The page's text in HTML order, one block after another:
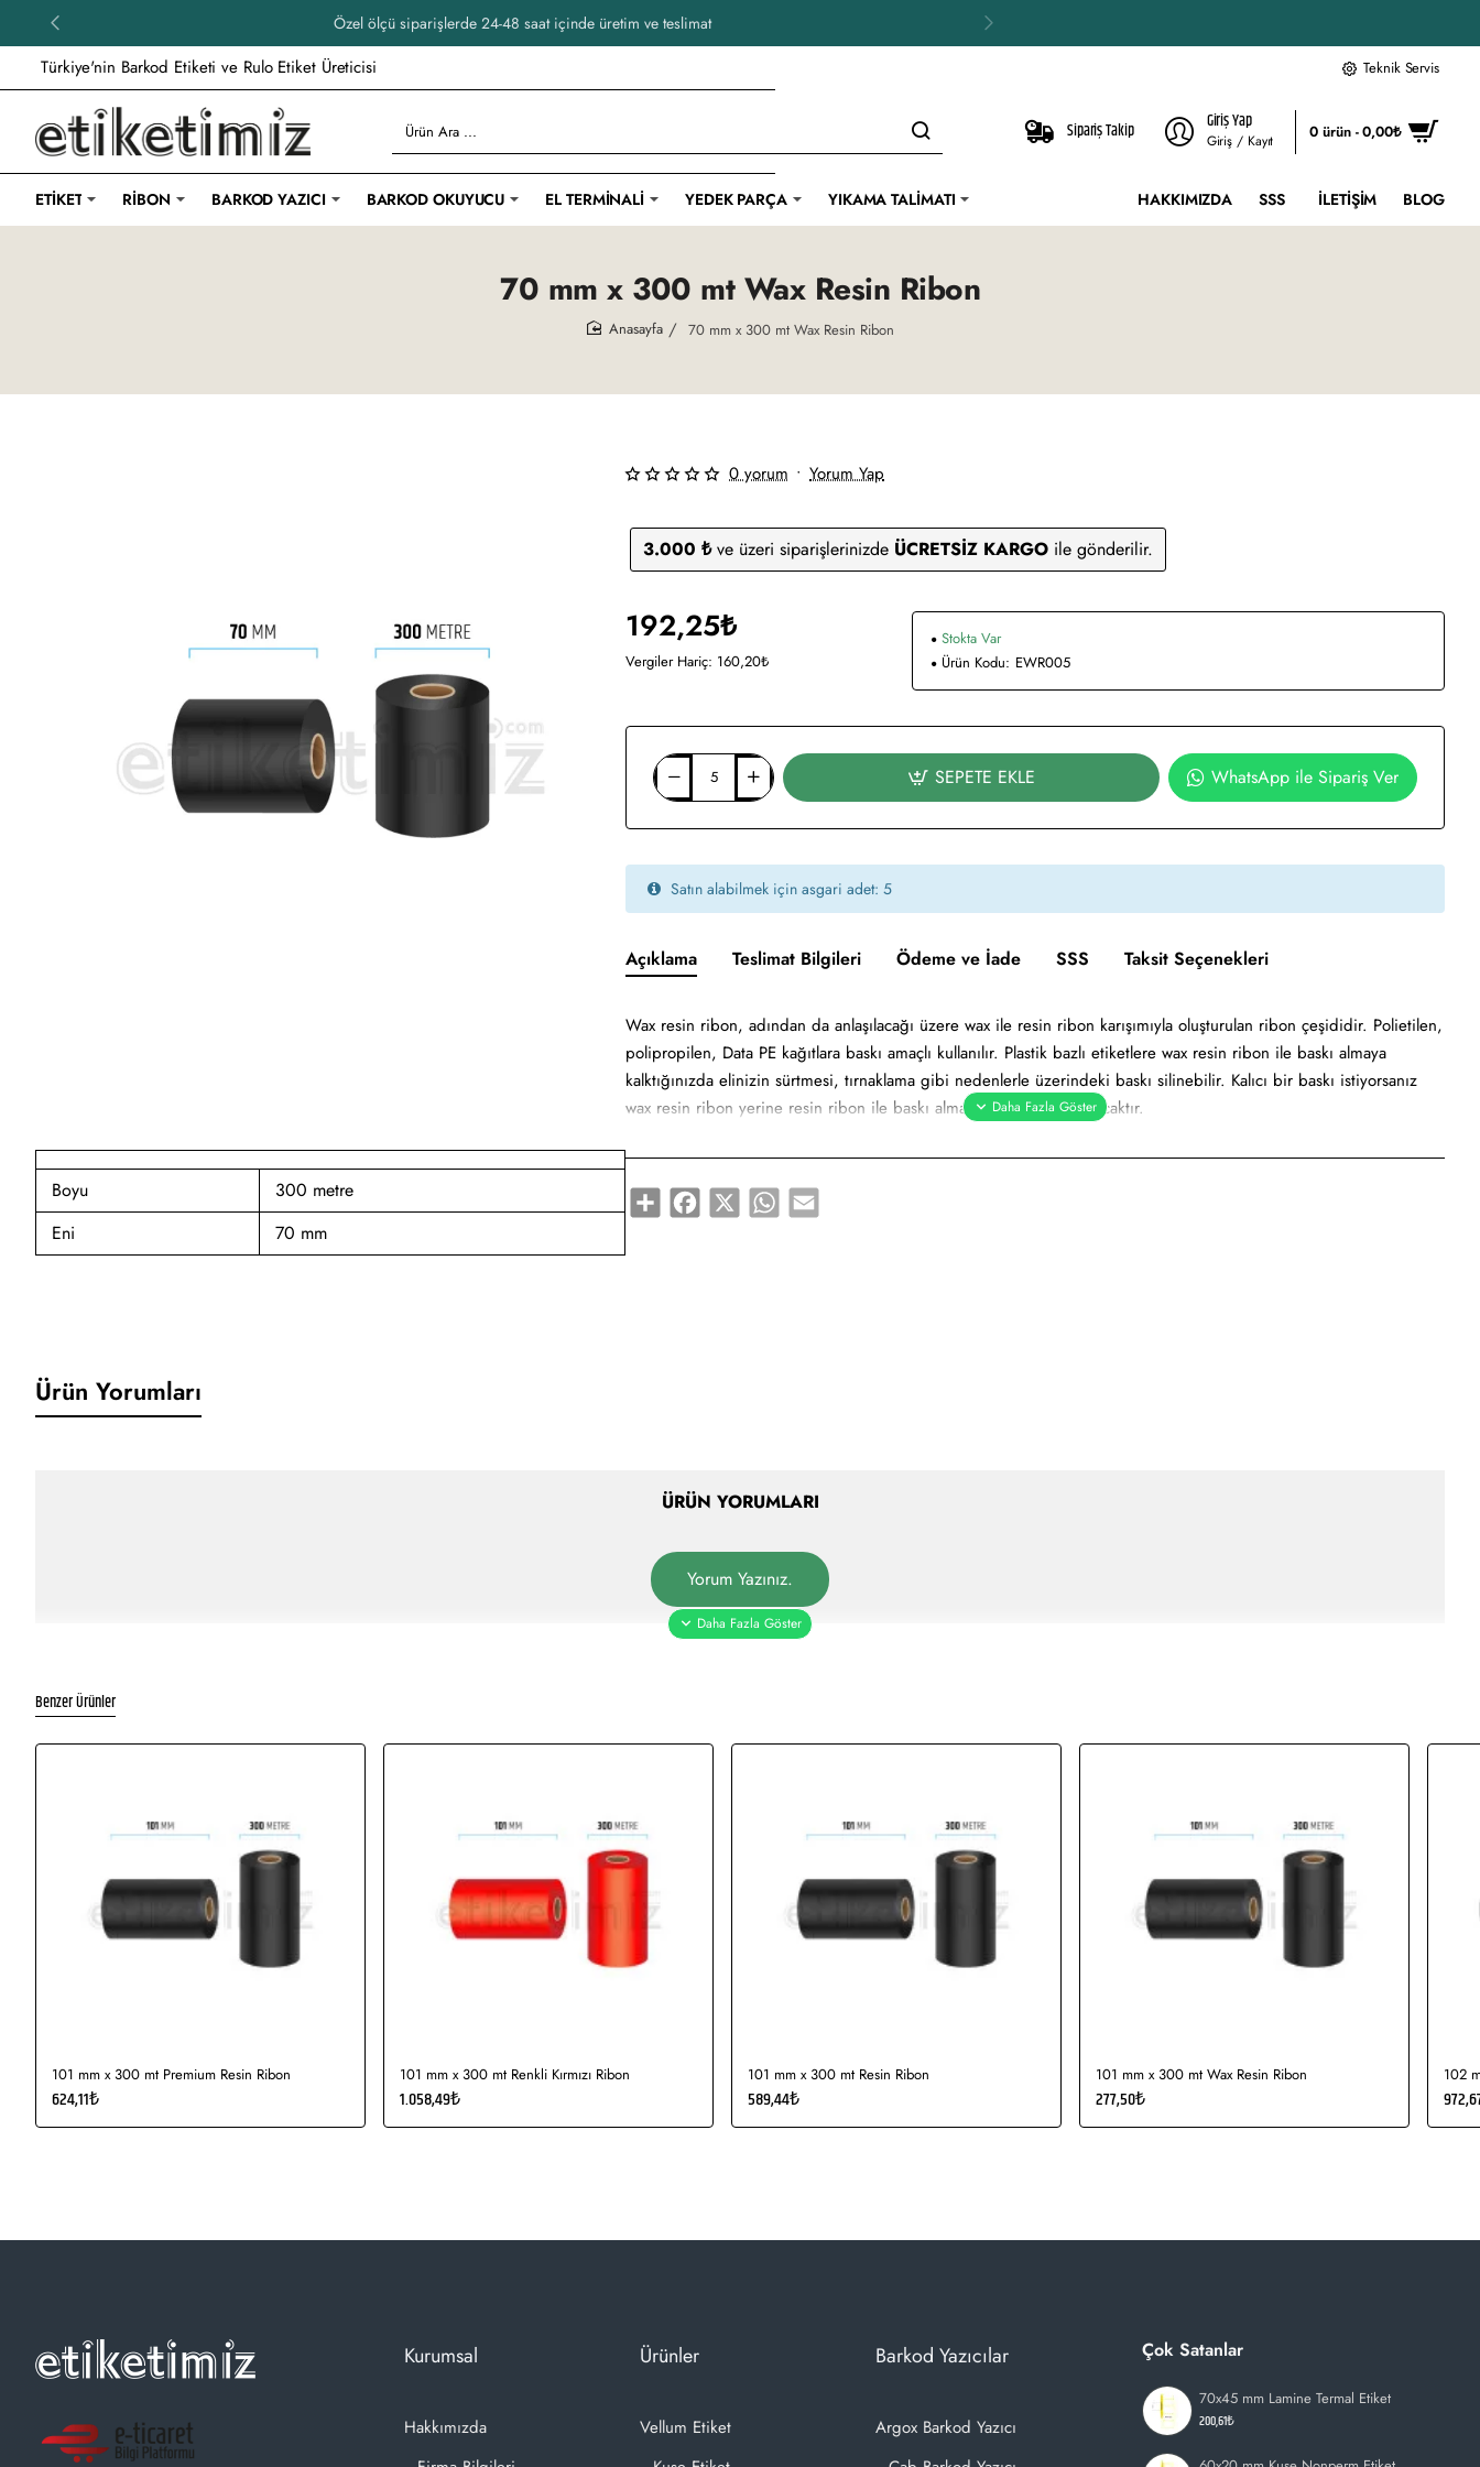
Özel ölçü siparişlerde 24-48 saat içinde üretim ve teslimat
Türkiye'nin Barkod Etiketi ve Rulo Etiket Üreticisi Teknik Servis
Ürün
Ara
...
Sipariş Takip Giriş Yap
Giriş / Kayıt 0 ürün - 0,00₺
ETIKET RIBON BARKOD YAZICI BARKOD OKUYUCU EL TERMINALI YEDEK PARÇA YIKAMA TALIMATI HAKKIMIZDA SSS İLETIŞIM BLOG
70 mm x 300 mt Wax Resin Ribon
70 mm x 300 mt Wax Resin Ribon
Boyu
300 metre
Eni
70 mm
3.000 ₺ve üzeri siparişlerinizde ÜCRETSİZ KARGOile gönderilir.
0 yorum • Yorum Yap
192,25₺
Vergiler Hariç: 160,20₺
Stokta Var
Ürün Kodu: EWR005
SEPETE EKLE WhatsApp ile Sipariş Ver
Satın alabilmek için asgari adet: 5
Açıklama Teslimat Bilgileri Ödeme ve İade SSS Taksit Seçenekleri
Wax resin ribon, adından da anlaşılacağı üzere wax ile resin ribon karışımıyla oluşturulan ribon çeşididir. Polietilen,
polipropilen, Data PE kağıtlara baskı amaçlı kullanılır. Plastik bazlı etiketlere wax resin ribon ile baskı almaya
kalktığınızda elinizin sürtmesi, tırnaklama gibi nedenlerle üzerindeki baskı silinebilir. Kalıcı bir baskı istiyorsanız
wax resin ribon yerine resin ribon ile baskı almanız daha uygun olacaktır.
Share Facebook
X WhatsApp
Email
Ürün Yorumları
ÜRÜN YORUMLARI
Yorum Yazınız.
Benzer Ürünler
101 mm x 300 mt Premium Resin Ribon
624,11₺
101 mm x 300 mt Renkli Kırmızı Ribon
1.058,49₺
101 mm x 300 mt Resin Ribon
589,44₺
101 mm x 300 mt Wax Resin Ribon
277,50₺
102
Kurumsal
Hakkımızda
Ürünler
Vellum Etiket
Barkod Yazıcılar
Argox Barkod Yazıcı
Çok Satanlar
70x45 mm Lamine Termal Etiket
200,61₺